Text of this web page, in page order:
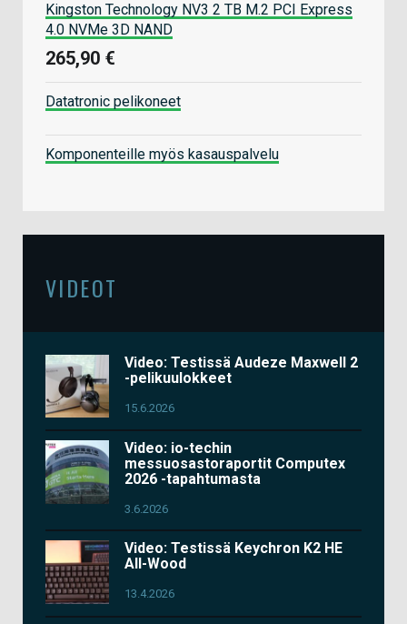
Kingston Technology NV3 2 TB M.2 PCI Express
4.0 NVMe 3D NAND
265,90 €
Datatronic pelikoneet
Komponenteille myös kasauspalvelu
VIDEOT
Video: Testissä Audeze Maxwell 2
-pelikuulokkeet
15.6.2026
Video: io-techin
messuosastoraportit Computex
2026 -tapahtumasta
3.6.2026
Video: Testissä Keychron K2 HE
All-Wood
13.4.2026